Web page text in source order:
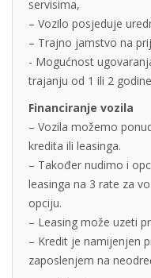
servisima,
– Vozilo posjeduje
– Trajno jamstvo na
- Mogućnost
trajanju od 1 ili 2
Financiranje vozila
– Vozila možemo
kredita ili leasinga.
– Također nudimo i
leasinga na 3 rate za
opciju.
– Leasing može uzeti
– Kredit je namijenjen
zaposlenjem na